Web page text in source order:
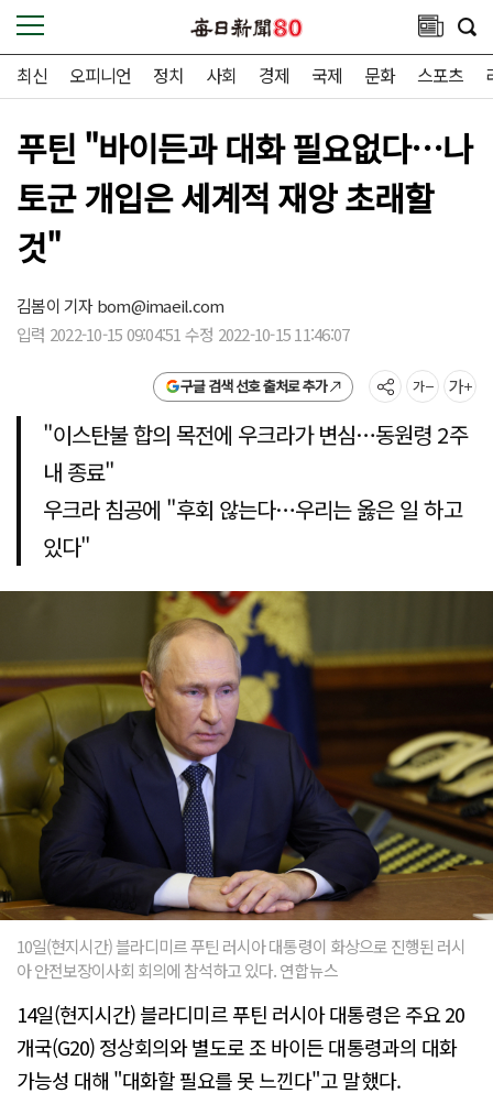
최신 오피니언 정치 사회 경제 국제 문화 스포츠
푸틴 "바이든과 대화 필요없다…나
토군 개입은 세계적 재앙 초래할
것"
김봄이 기자bom@imaeil.com
입력 2022-10-15 09:04:51 수정 2022-10-15 11:46:07
구글 검색 선호 출처로 추가
"이스탄불 합의 목전에 우크라가 변심…동원령 2주
내 종료"
우크라 침공에 "후회 않는다…우리는 옳은 일 하고
있다"
10일(현지시간) 블라디미르 푸틴 러시아 대통령이 화상으로 진행된 러시
아 안전보장이사회 회의에 참석하고 있다. 연합뉴스
14일(현지시간) 블라디미르 푸틴 러시아 대통령은 주요 20
개국(G20) 정상회의와 별도로 조 바이든 대통령과의 대화
가능성 대해 "대화할 필요를 못 느낀다"고 말했다.